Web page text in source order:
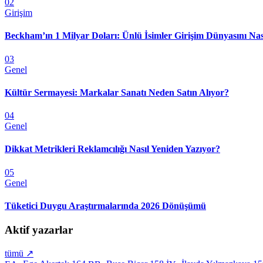
02
Girişim
Beckham’ın 1 Milyar Doları: Ünlü İsimler Girişim Dünyasını
03
Genel
Kültür Sermayesi: Markalar Sanatı Neden Satın Alıyor?
04
Genel
Dikkat Metrikleri Reklamcılığı Nasıl Yeniden Yazıyor?
05
Genel
Tüketici Duygu Araştırmalarında 2026 Dönüşümü
Aktif yazarlar
tümü ↗